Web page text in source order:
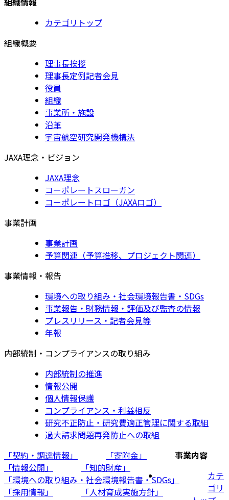
カテゴリトップ
組織概要
理事長挨拶
理事長定例記者会見
役員
組織
事業所・施設
沿革
宇宙航空研究開発機構法
JAXA理念・ビジョン
JAXA理念
コーポレートスローガン
コーポレートロゴ（JAXAロゴ）
事業計画
事業計画
予算関連（予算推移、プロジェクト関連）
事業情報・報告
環境への取り組み・社会環境報告書・SDGs
事業報告・財務情報・評価及び監査の情報
プレスリリース・記者会見等
年報
内部統制・コンプライアンスの取り組み
内部統制の推進
情報公開
個人情報保護
コンプライアンス・利益相反
研究不正防止・研究費適正管理に関する取組
過大請求問題再発防止への取組
「契約・調達情報」
「寄附金」
「情報公開」
「知的財産」
「環境への取り組み・社会環境報告書・SDGs」
「採用情報」
「人材育成実施方針」
事業内容
カテ
ゴリ